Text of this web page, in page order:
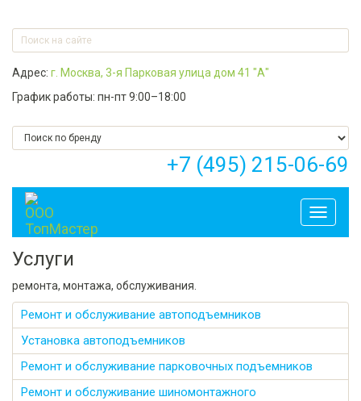
Адрес: г. Москва, 3-я Парковая улица дом 41 "А"
График работы: пн-пт 9:00–18:00
+7 (495) 215-06-69
Toggle
Услуги
ремонта, монтажа, обслуживания.
Ремонт и обслуживание автоподъемников
Установка автоподъемников
Ремонт и обслуживание парковочных подъемников
Ремонт и обслуживание шиномонтажного